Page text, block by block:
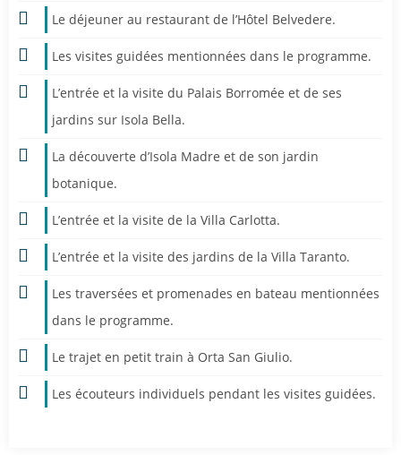
Le déjeuner au restaurant de l’Hôtel Belvedere.
Les visites guidées mentionnées dans le programme.
L’entrée et la visite du Palais Borromée et de ses
jardins sur Isola Bella.
La découverte d’Isola Madre et de son jardin
botanique.
L’entrée et la visite de la Villa Carlotta.
L’entrée et la visite des jardins de la Villa Taranto.
Les traversées et promenades en bateau mentionnées
dans le programme.
Le trajet en petit train à Orta San Giulio.
Les écouteurs individuels pendant les visites guidées.